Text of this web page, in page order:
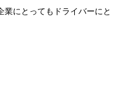
業にとってもドライバーにと